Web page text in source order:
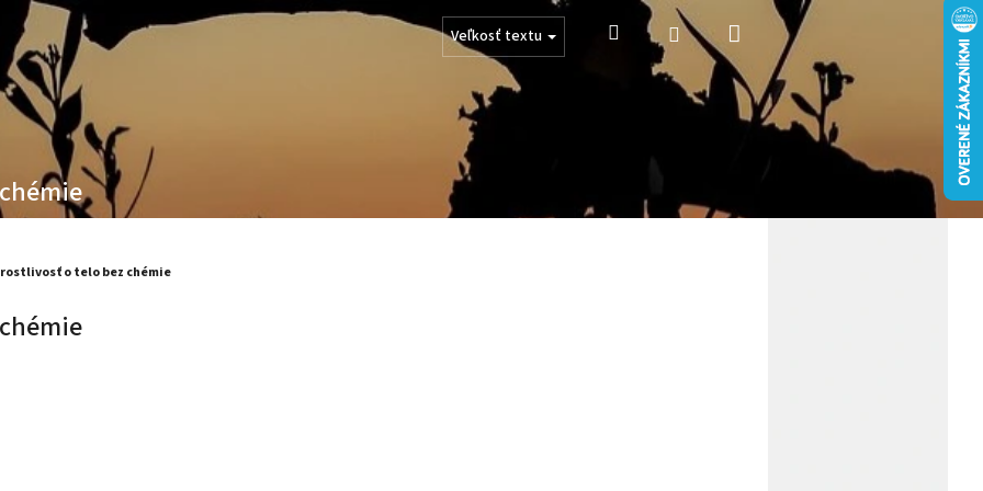
Veľkosť textu Hľadať PrihlásenieNákupný
košík
o telo bez chémie